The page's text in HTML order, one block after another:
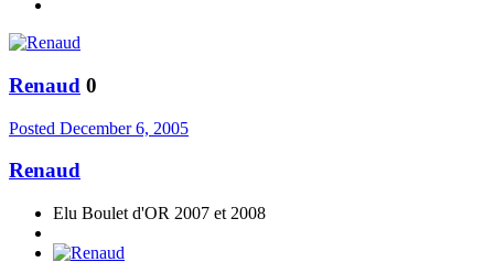
Renaud 0
Posted December 6, 2005
Renaud
Elu Boulet d'OR 2007 et 2008